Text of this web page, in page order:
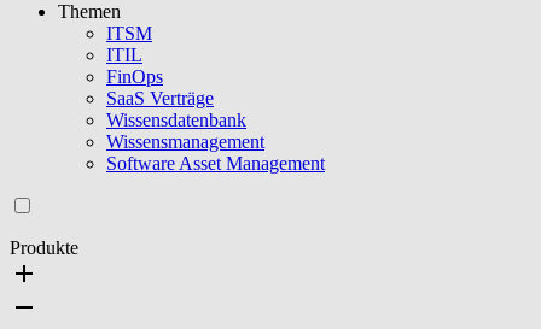
Themen
ITSM
ITIL
FinOps
SaaS Verträge
Wissensdatenbank
Wissensmanagement
Software Asset Management
Produkte